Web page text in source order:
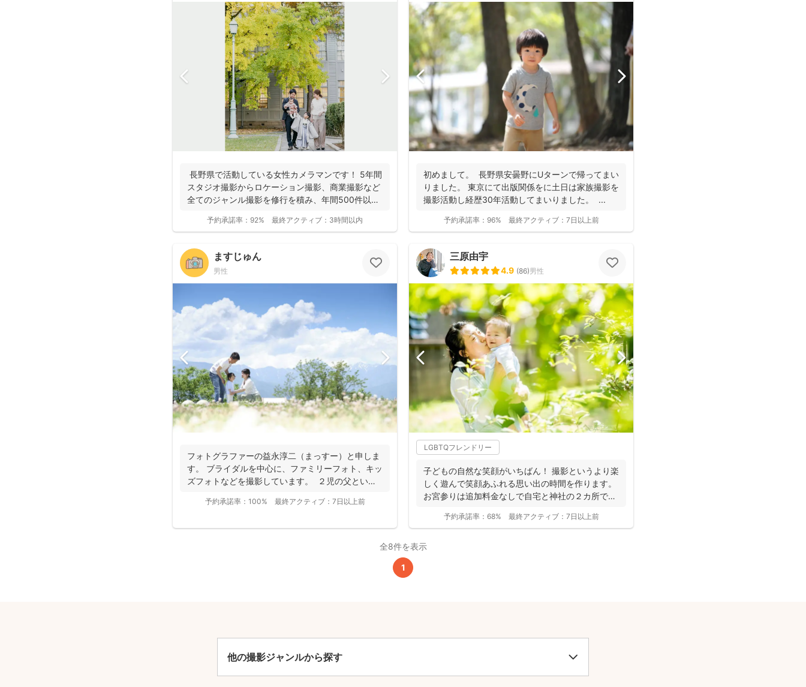
長野県で活動している女性カメラマンです！ 5年間
スタジオ撮影からロケーション撮影、商業撮影など
全てのジャンル撮影を修行を積み、年間500件以上
予約承諾率： 92% 最終アクティブ： 3時間以内
初めまして。 長野県安曇野にUターンで帰ってまい
りました。 東京にて出版関係をに土日は家族撮影を
撮影活動し経歴30年活動してまいりました。 ...
予約承諾率： 96% 最終アクティブ： 7日以上前
ますじゅん
男性
フォトグラファーの益永淳二（まっすー）と申しま
す。 ブライダルを中心に、ファミリーフォト、キッ
ズフォトなどを撮影しています。 ２児の父という
予約承諾率： 100% 最終アクティブ： 7日以上前
三原由宇
4.9 (86)男性
LGBTQフレンドリー
子どもの自然な笑顔がいちばん！ 撮影というより楽
しく遊んで笑顔あふれる思い出の時間を作ります。
お宮参りは追加料金なしで自宅と神社の２カ所で撮
予約承諾率： 68% 最終アクティブ： 7日以上前
全8件を表示
1
他の撮影ジャンルから探す
撮影基本料
平日 24,200
土日祝 29,700円
安心・うれしいをまるっと込めました
準備・片付けなど含みます
撮影場所までの